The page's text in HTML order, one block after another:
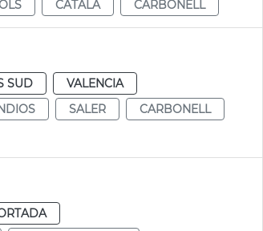
CATALÁ CARBONELL
SUD
VALENCIA
SALER
CARBONELL